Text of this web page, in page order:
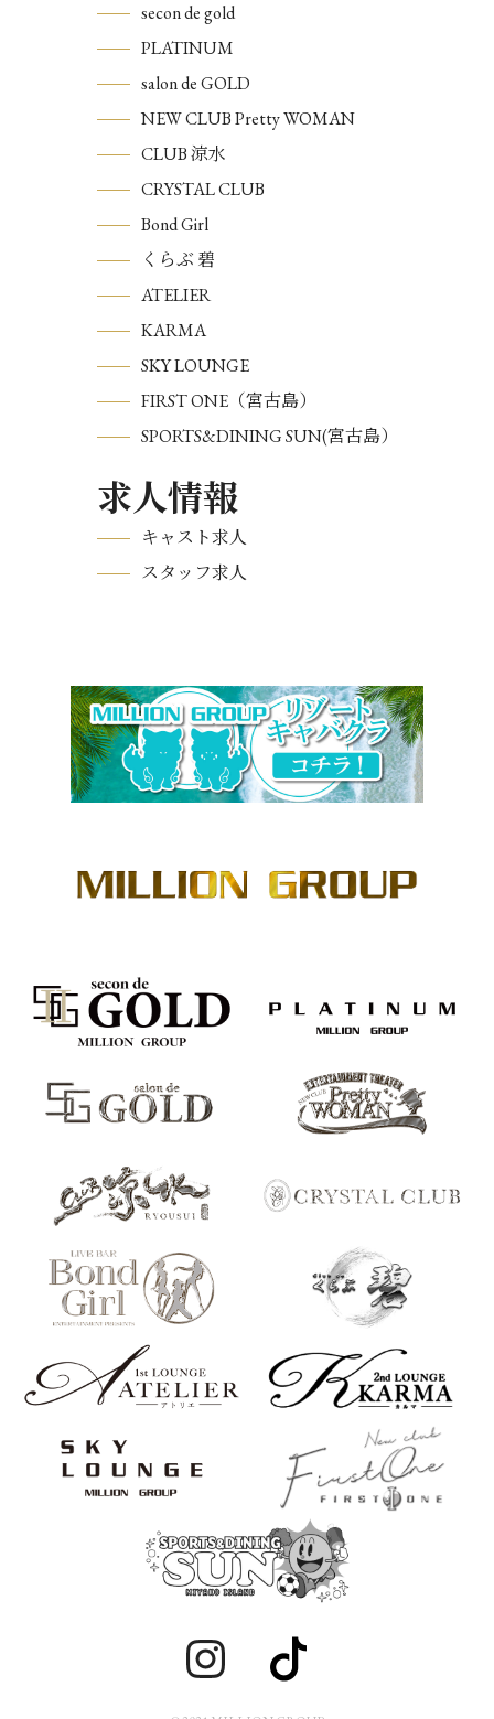
secon de gold
PLATINUM
salon de GOLD
NEW CLUB Pretty WOMAN
CLUB 涼水
CRYSTAL CLUB
Bond Girl
くらぶ 碧
ATELIER
KARMA
SKY LOUNGE
FIRST ONE（宮古島）
SPORTS&DINING SUN(宮古島）
求人情報
キャスト求人
スタッフ求人